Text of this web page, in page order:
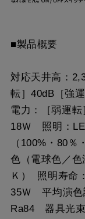
■製品概要
対応天井高：
転］40dB［強
電力：［弱運転
18Ｗ 照明：
（100%・80
色（電球色／
Ｋ） 照明寿命
35Ｗ 平均演色
Ra84 器具光